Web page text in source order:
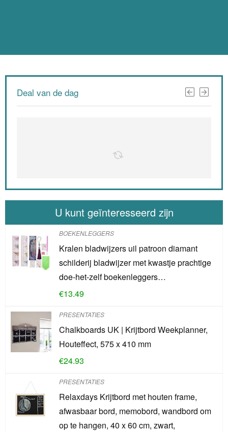
Deal van de dag
U kunt geïnteresseerd zijn
BOEKENLEGGERS
Kralen bladwijzers uil patroon diamant
schilderij bladwijzer met kwastje prachtige
doe-het-zelf boekenleggers…
€13.49
PRESENTATIES
Chalkboards UK | Krijtbord Weekplanner,
Houteffect, 575 x 410 mm
€24.93
PRESENTATIES
Relaxdays Krijtbord met houten frame,
afwasbaar bord, memobord, wandbord om
op te hangen, 40 x 60 cm, zwart,